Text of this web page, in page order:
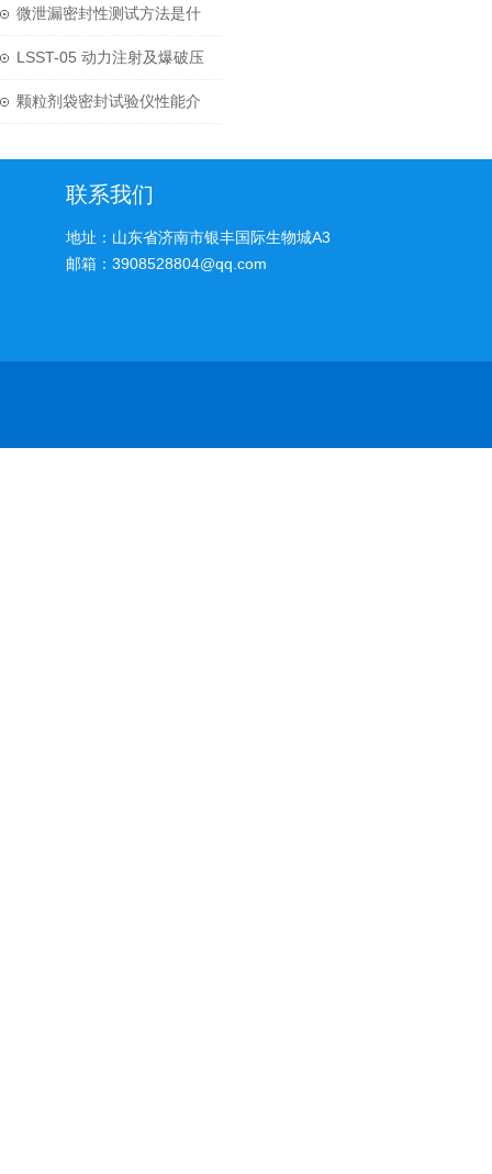
验证检测仪器
薄膜或薄片的撕裂性能测定
微泄漏密封性测试方法是什
么
LSST-05 动力注射及爆破压
力测试方法
颗粒剂袋密封试验仪性能介
联系我们
地址：山东省济南市银丰国际生物城A3
邮箱：3908528804@qq.com